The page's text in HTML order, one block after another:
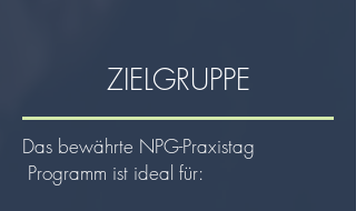
ZIELGRUPPE
Das bewährte NPG-Praxistag
Programm ist ideal für: